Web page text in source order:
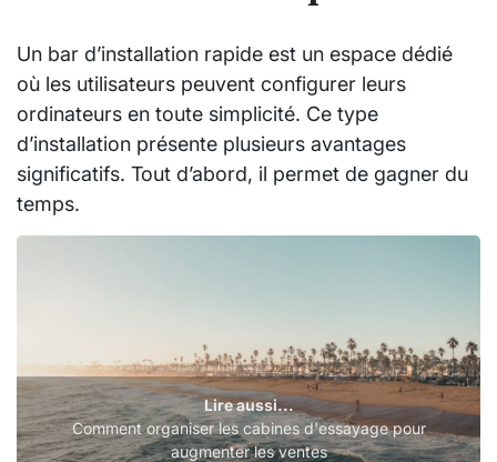
Un bar d’installation rapide est un espace dédié
où les utilisateurs peuvent configurer leurs
ordinateurs en toute simplicité. Ce type
d’installation présente plusieurs avantages
significatifs. Tout d’abord, il permet de gagner du
temps.
Lire aussi...
Comment organiser les cabines d'essayage pour
augmenter les ventes